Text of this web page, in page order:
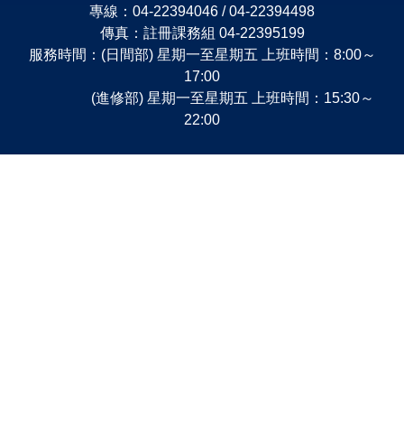
專線：04-22394046 / 04-22394498
傳真：註冊課務組 04-22395199
服務時間：(日間部) 星期一至星期五 上班時間：8:00～
17:00
(進修部) 星期一至星期五 上班時間：15:30～
22:00